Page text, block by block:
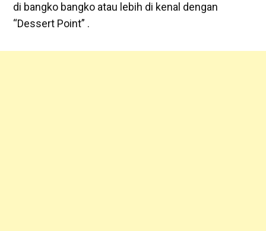
di bangko bangko atau lebih di kenal dengan
“Dessert Point” .